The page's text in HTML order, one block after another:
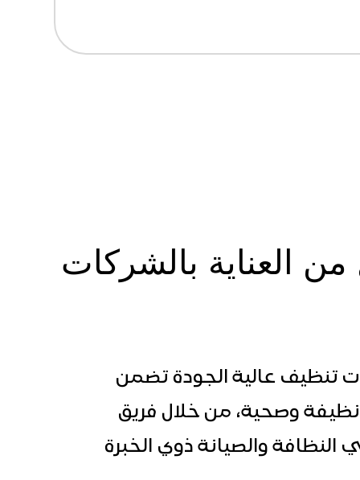
العناية بالشركات
تنظيف عالية الجودة تضمن
وصحية، من خلال فريق
والصيانة ذوي الخبرة